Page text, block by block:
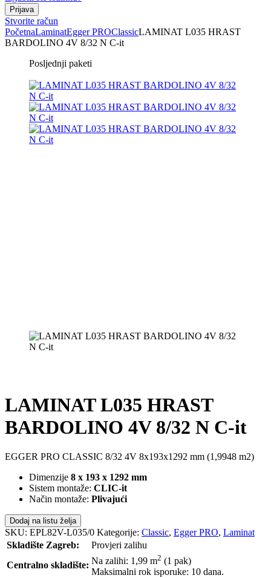
Stvorite račun
PočetnaLaminatEgger PROClassicLAMINAT L035 HRAST
BARDOLINO 4V 8/32 N C-it
Posljednji paketi
LAMINAT L035 HRAST
BARDOLINO 4V 8/32 N C-it
EGGER PRO CLASSIC 8/32 4V 8x193x1292 mm (1,9948 m2)
Dimenzije 8 x 193 x 1292 mm
Sistem montaže: CLIC-it
Način montaže: Plivajući
Dodaj na listu želja
SKU: EPL82V-L035/0 Kategorije: Classic, Egger PRO, Laminat
Skladište Zagreb:
Provjeri zalihu
Centralno skladište: Na zalihi: 1,99 m2 (1 pak)
Maksimalni rok isporuke: 10 dana.